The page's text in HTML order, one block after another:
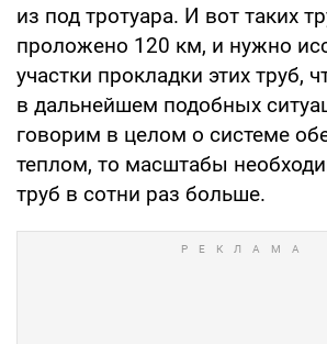
из под тротуара. И вот таких
проложено 120 км, и нужно
участки прокладки этих труб,
в дальнейшем подобных
говорим в целом о системе
теплом, то масштабы
труб в сотни раз больше.